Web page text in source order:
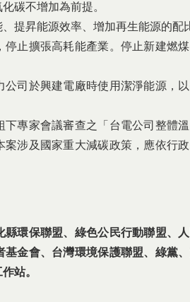
碳不增加為前提。
提昇能源效率、增加再生能源的配
停止擴張高耗能產業。停止新建燃
公司於興建電廠時使用潔淨能源，
下專家會議審查之「台電公司整體
案涉及國家重大減碳政策，應依行
縣環保聯盟、綠色公民行動聯盟、
金會、台灣環境保護聯盟、 綠黨
站。